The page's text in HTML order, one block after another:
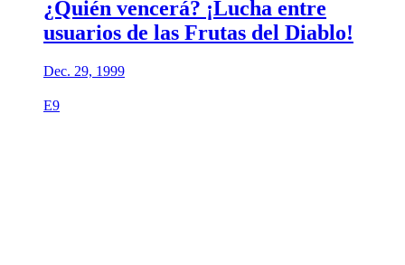
¿Quién vencerá? ¡Lucha entre
usuarios de las Frutas del Diablo!
Dec. 29, 1999
E9